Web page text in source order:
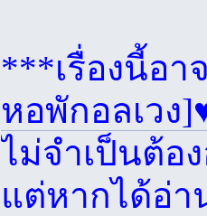
***เรื่องนี้อา
หอพักอลเวง
ไม่จำเป็นต้อ
แต่หากได้อ่า